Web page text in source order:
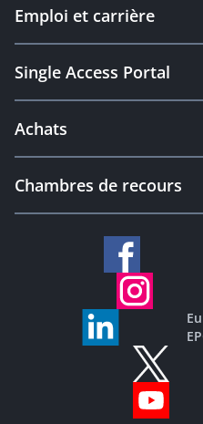
Emploi et carrière
Single Access Portal
Achats
Chambres de recours